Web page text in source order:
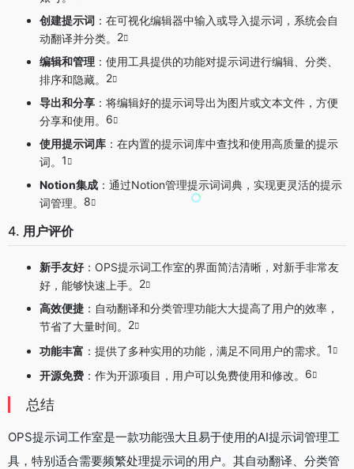
创建提示词 ：在可视化编辑器中输入或导入提示词，系统会自
动翻译并分类。 2
编辑和管理 ：使用工具提供的功能对提示词进行编辑、分类、
排序和隐藏。 2
导出和分享 ：将编辑好的提示词导出为图片或文本文件，方便
分享和使用。 6
使用提示词库 ：在内置的提示词库中查找和使用高质量的提示
词。 1
Notion集成 ：通过Notion管理提示词词典，实现更灵活的提示
词管理。 8
4. 用户评价
新手友好 ：OPS提示词工作室的界面简洁清晰，对新手非常友
好，能够快速上手。 2
高效便捷 ：自动翻译和分类管理功能大大提高了用户的效率，
节省了大量时间。 2
功能丰富 ：提供了多种实用的功能，满足不同用户的需求。 1
开源免费 ：作为开源项目，用户可以免费使用和修改。 6
总结
OPS提示词工作室是一款功能强大且易于使用的AI提示词管理工
具，特别适合需要频繁处理提示词的用户。其自动翻译、分类管